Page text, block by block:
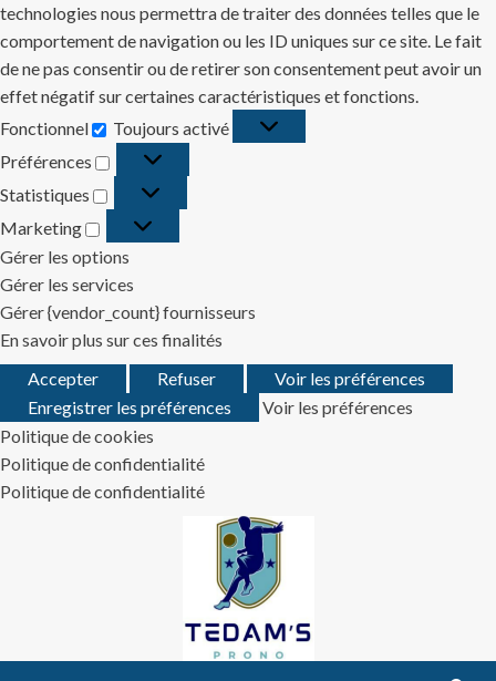
technologies nous permettra de traiter des données telles que le
comportement de navigation ou les ID uniques sur ce site. Le fait
de ne pas consentir ou de retirer son consentement peut avoir un
effet négatif sur certaines caractéristiques et fonctions.
Fonctionnel
Fonctionnel
Toujours activé
Préférences
Préférences
Statistiques
Statistiques
Marketing
Marketing
Gérer les options
Gérer les services
Gérer {vendor_count} fournisseurs
En savoir plus sur ces finalités
Accepter
Refuser
Voir les préférences
Enregistrer les préférences
Voir les préférences
Politique de cookies
Politique de confidentialité
Politique de confidentialité